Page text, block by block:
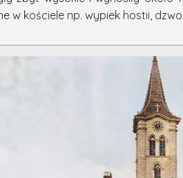
w kościele np. wypiek hostii,